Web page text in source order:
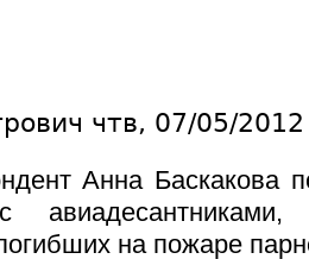
чтв, 07/05/
Анна Баскакова
на пожаре